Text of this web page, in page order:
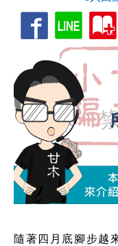
收
藏
隨著四月底腳步越